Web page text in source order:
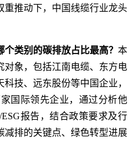
推动下，中国线缆行业龙头
类别的碳排放占比最高？ 本
对象，包括江南电缆、东方电
技、远东股份等中国企业，
国际领先企业，通过分析他
报告，结合政策要求及行
减排的关键点、绿色转型进展